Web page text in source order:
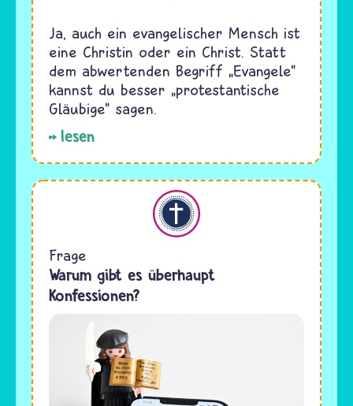
Ja, auch ein evangelischer Mensch ist
eine Christin oder ein Christ. Statt
dem abwertenden Begriff „Evangele"
kannst du besser „protestantische
Gläubige" sagen.
lesen
Christentum
Frage
Warum gibt es überhaupt
Konfessionen?